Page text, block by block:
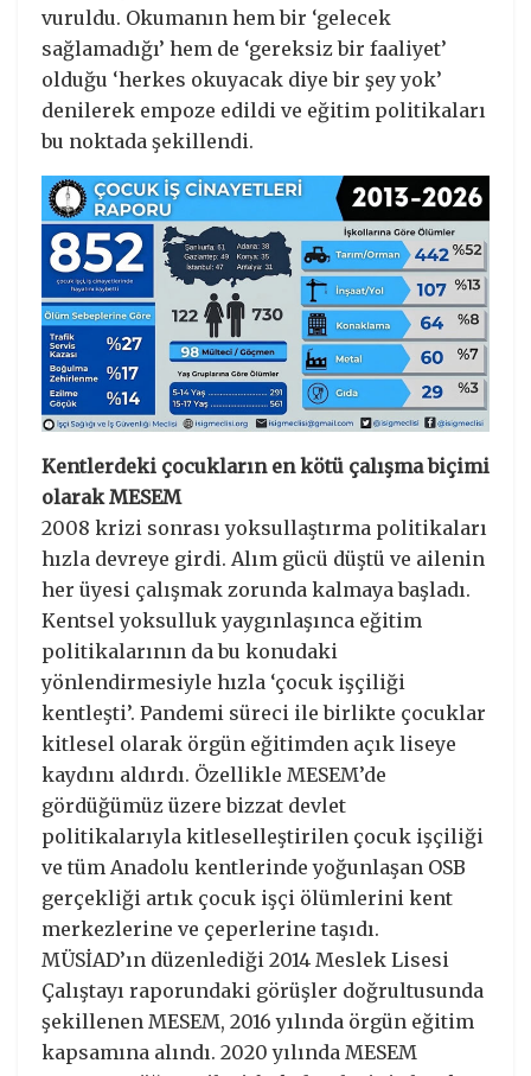
vuruldu. Okumanın hem bir ‘gelecek
sağlamadığı’ hem de ‘gereksiz bir faaliyet’
olduğu ‘herkes okuyacak diye bir şey yok’
denilerek empoze edildi ve eğitim politikaları
bu noktada şekillendi.
Kentlerdeki çocukların en kötü çalışma biçimi
olarak MESEM
2008 krizi sonrası yoksullaştırma politikaları
hızla devreye girdi. Alım gücü düştü ve ailenin
her üyesi çalışmak zorunda kalmaya başladı.
Kentsel yoksulluk yaygınlaşınca eğitim
politikalarının da bu konudaki
yönlendirmesiyle hızla ‘çocuk işçiliği
kentleşti’. Pandemi süreci ile birlikte çocuklar
kitlesel olarak örgün eğitimden açık liseye
kaydını aldırdı. Özellikle MESEM’de
gördüğümüz üzere bizzat devlet
politikalarıyla kitleselleştirilen çocuk işçiliği
ve tüm Anadolu kentlerinde yoğunlaşan OSB
gerçekliği artık çocuk işçi ölümlerini kent
merkezlerine ve çeperlerine taşıdı.
MÜSİAD’ın düzenlediği 2014 Meslek Lisesi
Çalıştayı raporundaki görüşler doğrultusunda
şekillenen MESEM, 2016 yılında örgün eğitim
kapsamına alındı. 2020 yılında MESEM